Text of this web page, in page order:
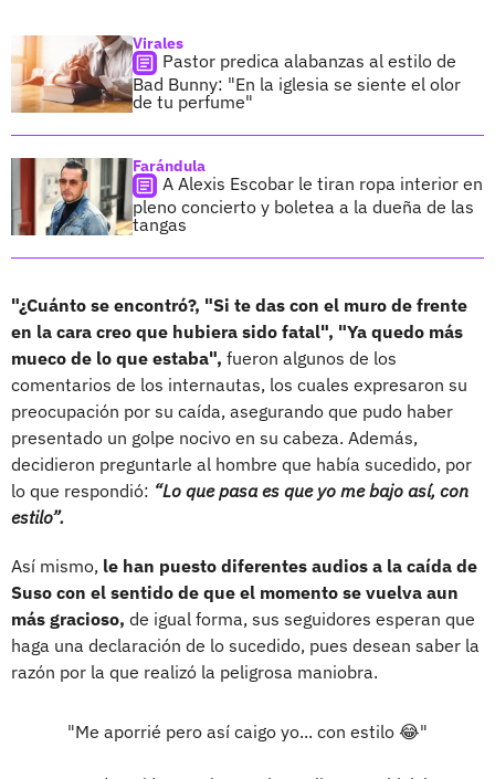
Virales
Pastor predica alabanzas al estilo de
Bad Bunny: "En la iglesia se siente el olor
de tu perfume"
Farándula
A Alexis Escobar le tiran ropa interior en
pleno concierto y boletea a la dueña de las
tangas
"¿Cuánto se encontró?, "Si te das con el muro de frente
en la cara creo que hubiera sido fatal", "Ya quedo más
mueco de lo que estaba", fueron algunos de los
comentarios de los internautas, los cuales expresaron su
preocupación por su caída, asegurando que pudo haber
presentado un golpe nocivo en su cabeza. Además,
decidieron preguntarle al hombre que había sucedido, por
lo que respondió: “Lo que pasa es que yo me bajo así, con
estilo”.
Así mismo, le han puesto diferentes audios a la caída de
Suso con el sentido de que el momento se vuelva aun
más gracioso, de igual forma, sus seguidores esperan que
haga una declaración de lo sucedido, pues desean saber la
razón por la que realizó la peligrosa maniobra.
"Me aporrié pero así caigo yo... con estilo 😂"